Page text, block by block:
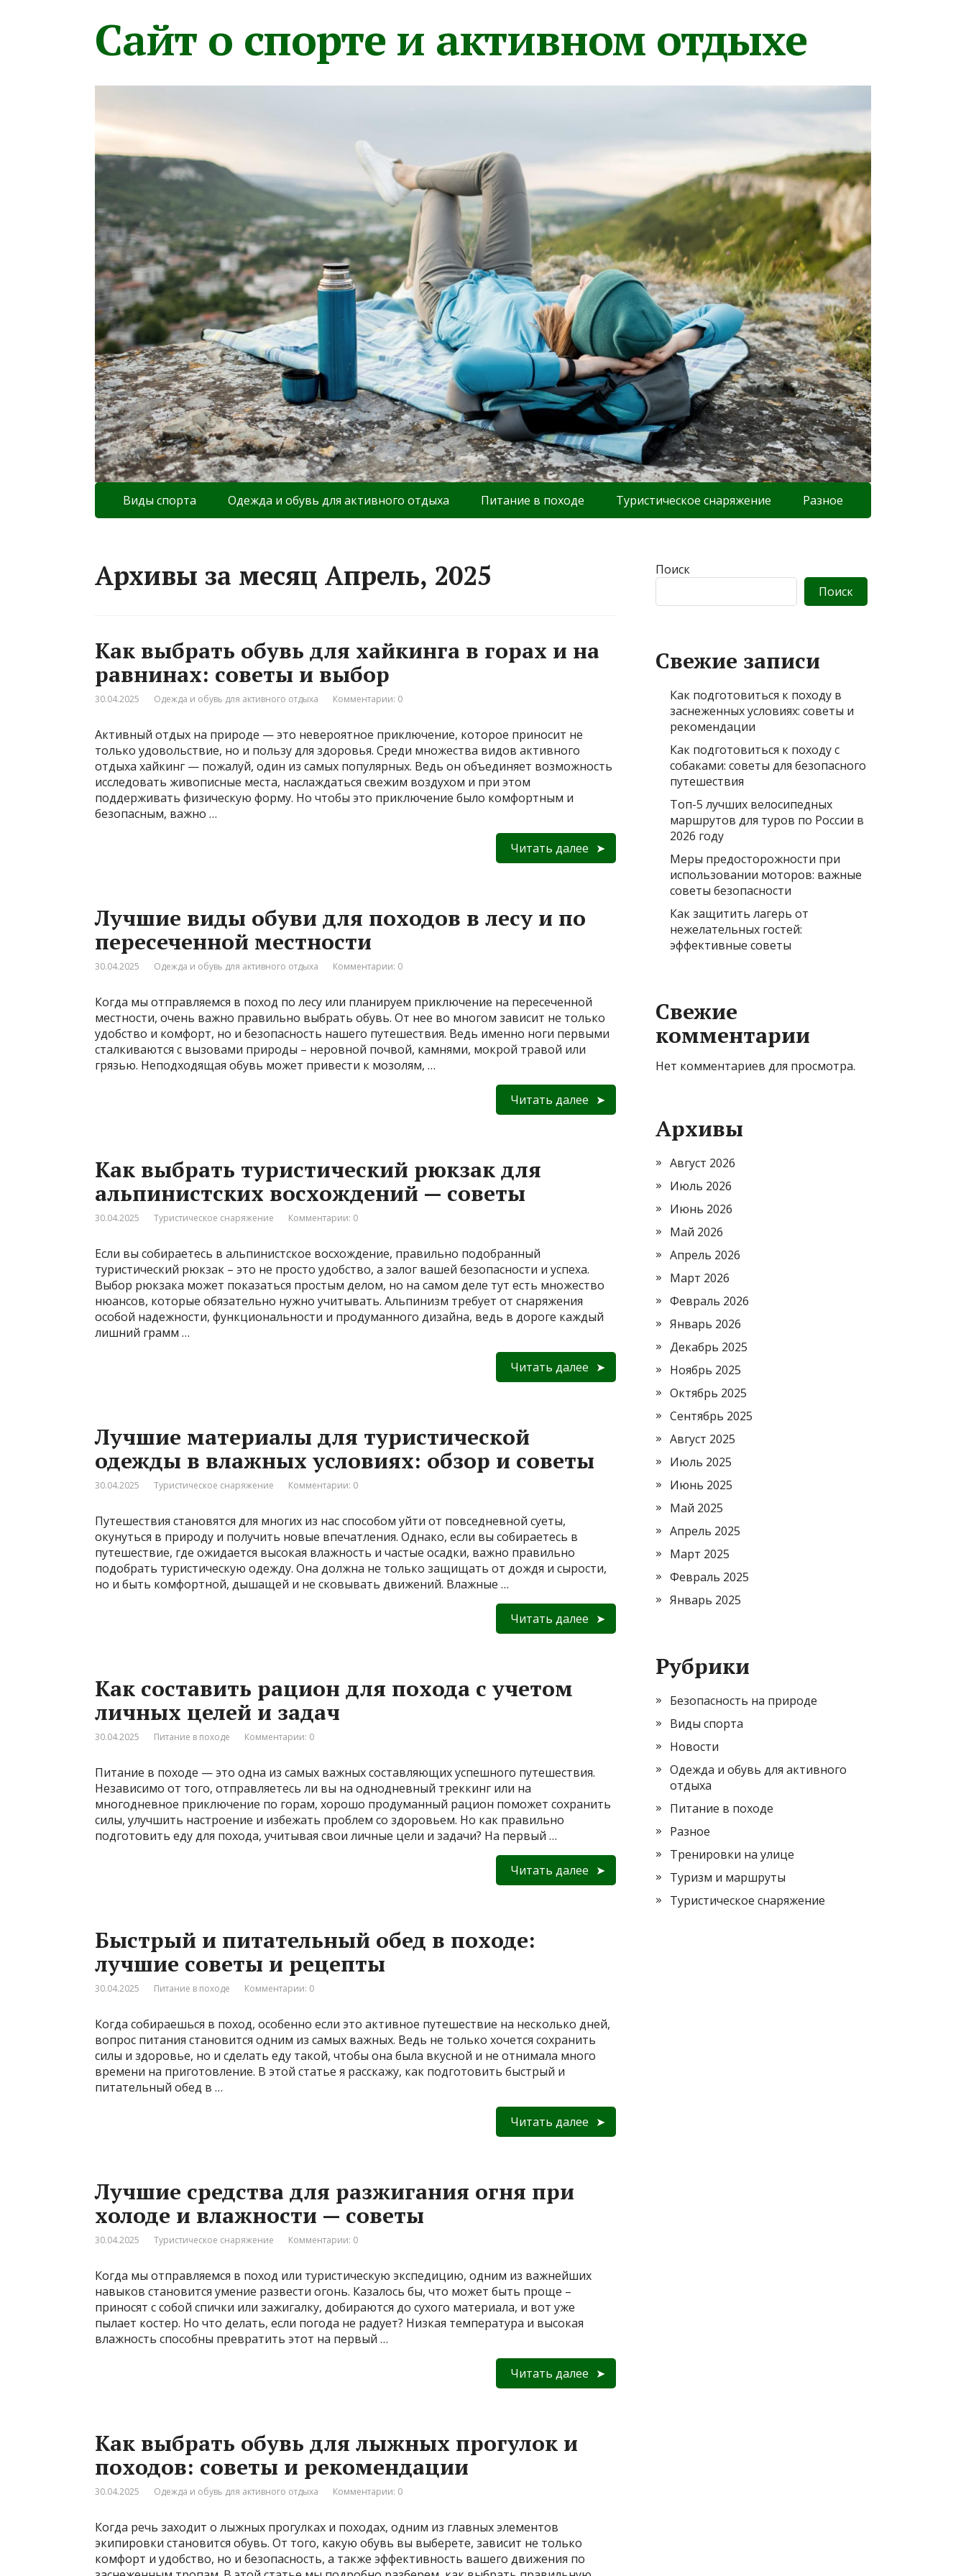
Сайт о спорте и активном отдыхе
Виды спорта Одежда и обувь для активного отдыха Питание в походе Туристическое снаряжение Разное
Архивы за месяц Апрель, 2025
Как выбрать обувь для хайкинга в горах и на
равнинах: советы и выбор
30.04.2025 Одежда и обувь для активного отдыха Комментарии: 0
Активный отдых на природе — это невероятное приключение, которое приносит не
только удовольствие, но и пользу для здоровья. Среди множества видов активного
отдыха хайкинг — пожалуй, один из самых популярных. Ведь он объединяет возможность
исследовать живописные места, наслаждаться свежим воздухом и при этом
поддерживать физическую форму. Но чтобы это приключение было комфортным и
безопасным, важно …
Читать далее
Лучшие виды обуви для походов в лесу и по
пересеченной местности
30.04.2025 Одежда и обувь для активного отдыха Комментарии: 0
Когда мы отправляемся в поход по лесу или планируем приключение на пересеченной
местности, очень важно правильно выбрать обувь. От нее во многом зависит не только
удобство и комфорт, но и безопасность нашего путешествия. Ведь именно ноги первыми
сталкиваются с вызовами природы – неровной почвой, камнями, мокрой травой или
грязью. Неподходящая обувь может привести к мозолям, …
Читать далее
Как выбрать туристический рюкзак для
альпинистских восхождений — советы
30.04.2025 Туристическое снаряжение Комментарии: 0
Если вы собираетесь в альпинистское восхождение, правильно подобранный
туристический рюкзак – это не просто удобство, а залог вашей безопасности и успеха.
Выбор рюкзака может показаться простым делом, но на самом деле тут есть множество
нюансов, которые обязательно нужно учитывать. Альпинизм требует от снаряжения
особой надежности, функциональности и продуманного дизайна, ведь в дороге каждый
лишний грамм …
Читать далее
Лучшие материалы для туристической
одежды в влажных условиях: обзор и советы
30.04.2025 Туристическое снаряжение Комментарии: 0
Путешествия становятся для многих из нас способом уйти от повседневной суеты,
окунуться в природу и получить новые впечатления. Однако, если вы собираетесь в
путешествие, где ожидается высокая влажность и частые осадки, важно правильно
подобрать туристическую одежду. Она должна не только защищать от дождя и сырости,
но и быть комфортной, дышащей и не сковывать движений. Влажные …
Читать далее
Как составить рацион для похода с учетом
личных целей и задач
30.04.2025 Питание в походе Комментарии: 0
Питание в походе — это одна из самых важных составляющих успешного путешествия.
Независимо от того, отправляетесь ли вы на однодневный треккинг или на
многодневное приключение по горам, хорошо продуманный рацион поможет сохранить
силы, улучшить настроение и избежать проблем со здоровьем. Но как правильно
подготовить еду для похода, учитывая свои личные цели и задачи? На первый …
Читать далее
Быстрый и питательный обед в походе:
лучшие советы и рецепты
30.04.2025 Питание в походе Комментарии: 0
Когда собираешься в поход, особенно если это активное путешествие на несколько дней,
вопрос питания становится одним из самых важных. Ведь не только хочется сохранить
силы и здоровье, но и сделать еду такой, чтобы она была вкусной и не отнимала много
времени на приготовление. В этой статье я расскажу, как подготовить быстрый и
питательный обед в …
Читать далее
Лучшие средства для разжигания огня при
холоде и влажности — советы
30.04.2025 Туристическое снаряжение Комментарии: 0
Когда мы отправляемся в поход или туристическую экспедицию, одним из важнейших
навыков становится умение развести огонь. Казалось бы, что может быть проще –
приносят с собой спички или зажигалку, добираются до сухого материала, и вот уже
пылает костер. Но что делать, если погода не радует? Низкая температура и высокая
влажность способны превратить этот на первый …
Читать далее
Как выбрать обувь для лыжных прогулок и
походов: советы и рекомендации
30.04.2025 Одежда и обувь для активного отдыха Комментарии: 0
Когда речь заходит о лыжных прогулках и походах, одним из главных элементов
экипировки становится обувь. От того, какую обувь вы выберете, зависит не только
комфорт и удобство, но и безопасность, а также эффективность вашего движения по
Поиск
Поиск
Свежие записи
Как подготовиться к походу в
заснеженных условиях: советы и
рекомендации
Как подготовиться к походу с
собаками: советы для безопасного
путешествия
Топ-5 лучших велосипедных
маршрутов для туров по России в
2026 году
Меры предосторожности при
использовании моторов: важные
советы безопасности
Как защитить лагерь от
нежелательных гостей:
эффективные советы
Свежие
комментарии
Нет комментариев для просмотра.
Архивы
Август 2026
Июль 2026
Июнь 2026
Май 2026
Апрель 2026
Март 2026
Февраль 2026
Январь 2026
Декабрь 2025
Ноябрь 2025
Октябрь 2025
Сентябрь 2025
Август 2025
Июль 2025
Июнь 2025
Май 2025
Апрель 2025
Март 2025
Февраль 2025
Январь 2025
Рубрики
Безопасность на природе
Виды спорта
Новости
Одежда и обувь для активного
отдыха
Питание в походе
Разное
Тренировки на улице
Туризм и маршруты
Туристическое снаряжение